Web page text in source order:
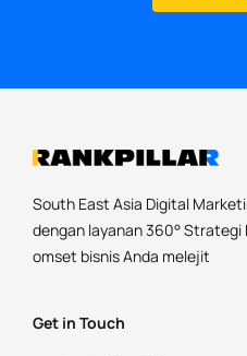
South East Asia Digital
dengan layanan 360°
omset bisnis Anda melejit
Get in Touch